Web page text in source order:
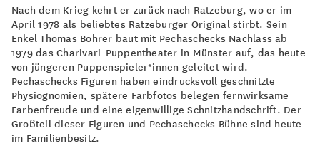
Nach dem Krieg kehrt er zurück nach Ratzeburg, wo er im
April 1978 als beliebtes Ratzeburger Original stirbt. Sein
Enkel Thomas Bohrer baut mit Pechaschecks Nachlass ab
1979 das Charivari-Puppentheater in Münster auf, das heute
von jüngeren Puppenspieler*innen geleitet wird.
Pechaschecks Figuren haben eindrucksvoll geschnitzte
Physiognomien, spätere Farbfotos belegen fernwirksame
Farbenfreude und eine eigenwillige Schnitzhandschrift. Der
Großteil dieser Figuren und Pechaschecks Bühne sind heute
im Familienbesitz.